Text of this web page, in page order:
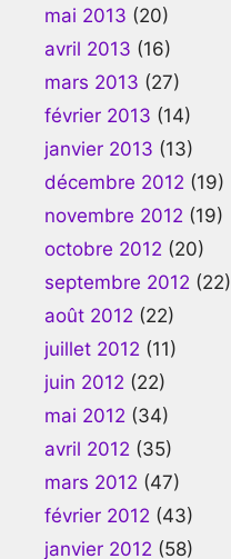
mai 2013 (20)
avril 2013 (16)
mars 2013 (27)
février 2013 (14)
janvier 2013 (13)
décembre 2012 (19)
novembre 2012 (19)
octobre 2012 (20)
septembre 2012 (22)
août 2012 (22)
juillet 2012 (11)
juin 2012 (22)
mai 2012 (34)
avril 2012 (35)
mars 2012 (47)
février 2012 (43)
janvier 2012 (58)